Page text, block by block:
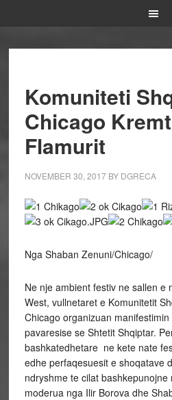
Komuniteti
Chicago
Flamurit
NOVEMBER 30, 2017BY DGRECA
Nga Shaban Zenuni/Chicago/
Ne nje ambient festiv ne sallen e
West, vullnetaret e Komunitetit
Chicago organizuan
pavaresise se Shtetit Shqiptar.
bashkatedhetare ne kete nate
edhe perfaqesuesit e shoqatave
ndryshme te cilat bashkepunojne
moderua nga Ilir Borova dhe